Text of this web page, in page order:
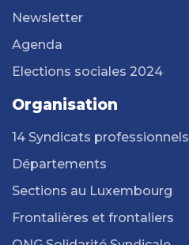
Newsletter
Agenda
Elections sociales 2024
Organisation
14 Syndicats professionnels
Départements
Sections au Luxembourg
Frontalières et frontaliers